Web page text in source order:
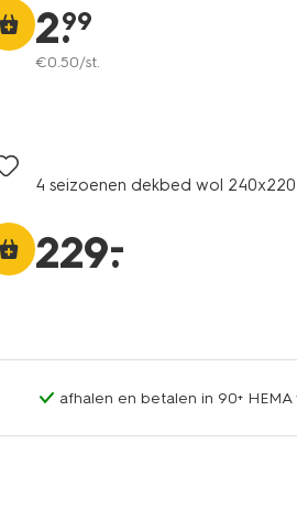
2.
99
€0.50/st.
4 seizoenen dekbed wol 240x220
229.
–
afhalen en betalen in 90+ HEMA